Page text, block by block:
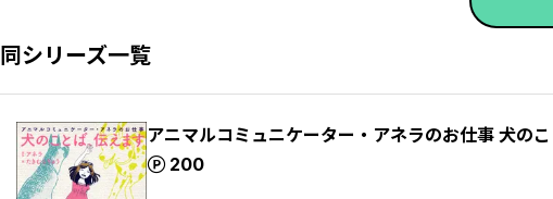
同シリーズ一覧
アニマルコミュニケーター・アネラのお仕事 犬の
200
ポイント